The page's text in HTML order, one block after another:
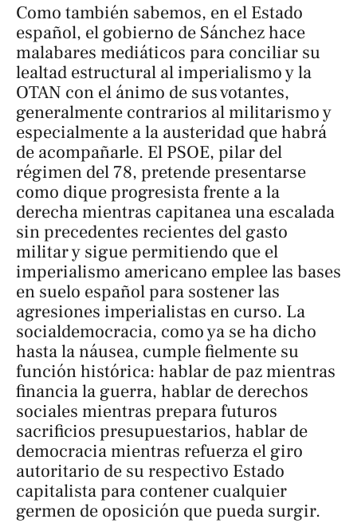
Como también sabemos, en el Estado
español, el gobierno de Sánchez hace
malabares mediáticos para conciliar su
lealtad estructural al imperialismo y la
OTAN con el ánimo de sus votantes,
generalmente contrarios al militarismo y
especialmente a la austeridad que habrá
de acompañarle. El PSOE, pilar del
régimen del 78, pretende presentarse
como dique progresista frente a la
derecha mientras capitanea una escalada
sin precedentes recientes del gasto
militar y sigue permitiendo que el
imperialismo americano emplee las bases
en suelo español para sostener las
agresiones imperialistas en curso. La
socialdemocracia, como ya se ha dicho
hasta la náusea, cumple fielmente su
función histórica: hablar de paz mientras
financia la guerra, hablar de derechos
sociales mientras prepara futuros
sacrificios presupuestarios, hablar de
democracia mientras refuerza el giro
autoritario de su respectivo Estado
capitalista para contener cualquier
germen de oposición que pueda surgir.